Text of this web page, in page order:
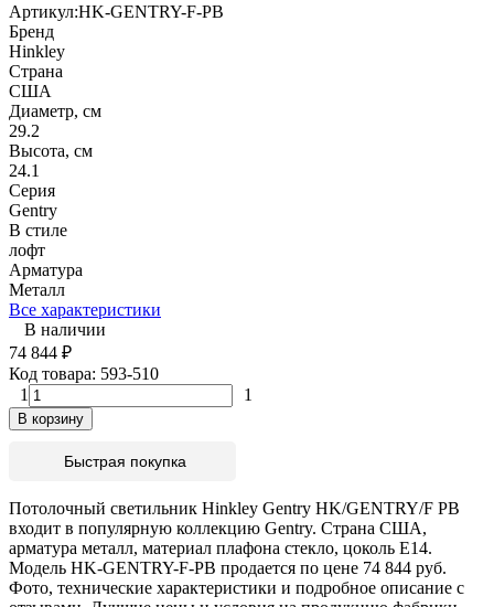
Артикул:HK-GENTRY-F-PB
Бренд
Hinkley
Страна
США
Диаметр, см
29.2
Высота, см
24.1
Серия
Gentry
В стиле
лофт
Арматура
Металл
Все характеристики
В наличии
74 844 ₽
Код товара: 593-510
1
1
В корзину
Быстрая покупка
Потолочный светильник Hinkley Gentry HK/GENTRY/F PB
входит в популярную коллекцию Gentry. Страна США,
арматура металл, материал плафона стекло, цоколь E14.
Модель HK-GENTRY-F-PB продается по цене 74 844 руб.
Фото, технические характеристики и подробное описание с